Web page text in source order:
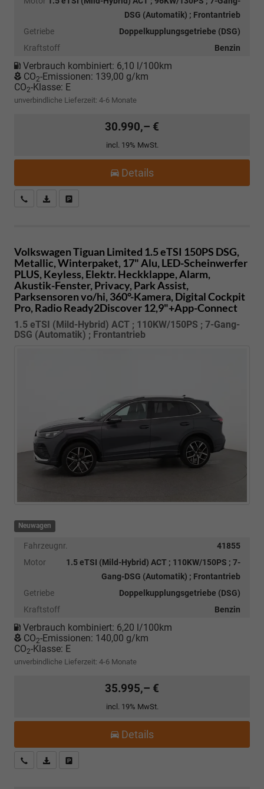
DSG (Automatik) ; Frontantrieb
Getriebe
Doppelkupplungsgetriebe (DSG)
Kraftstoff
Benzin
Verbrauch kombiniert: 6,10 l/100km
CO2-Emissionen: 139,00 g/km
CO2-Klasse: E
unverbindliche Lieferzeit: 4-6 Monate
30.990,– €
incl. 19% MwSt.
Details
Kostenloser Rückruf-Service
PDF-Datei, Fahrzeugexposé drucken
Volkswagen TiguanLimited 1.5 eTSI 150PS DSG,
Metallic, Winterpaket, 17" Alu, LED-Scheinwerfer
PLUS, Keyless, Elektr. Heckklappe, Alarm,
Akustik-Fenster, Privacy, Park Assist,
Parksensoren vo/hi, 360°-Kamera, Digital Cockpit
Pro, Radio Ready2Discover 12,9"+App-Connect
1.5 eTSI (Mild-Hybrid) ACT ; 110KW/150PS ; 7-Gang-
DSG (Automatik) ; Frontantrieb
Neuwagen
Fahrzeugnr.
41855
Motor
1.5 eTSI (Mild-Hybrid) ACT ; 110KW/150PS ; 7-
Gang-DSG (Automatik) ; Frontantrieb
Getriebe
Doppelkupplungsgetriebe (DSG)
Kraftstoff
Benzin
Verbrauch kombiniert: 6,20 l/100km
CO2-Emissionen: 140,00 g/km
CO2-Klasse: E
unverbindliche Lieferzeit: 4-6 Monate
35.995,– €
incl. 19% MwSt.
Details
Kostenloser Rückruf-Service
PDF-Datei, Fahrzeugexposé drucken